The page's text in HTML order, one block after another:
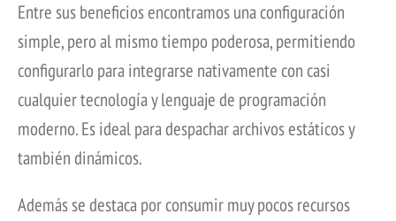
Entre sus beneficios encontramos una configuración
simple, pero al mismo tiempo poderosa, permitiendo
configurarlo para integrarse nativamente con casi
cualquier tecnología y lenguaje de programación
moderno. Es ideal para despachar archivos estáticos y
también dinámicos.
Además se destaca por consumir muy pocos recursos